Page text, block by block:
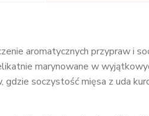
aromatycznych przypraw i
marynowane w
soczystość mięsa z uda